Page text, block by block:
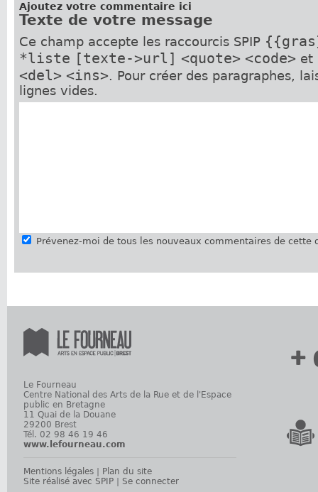
Ajoutez votre commentaire ici
Texte de votre message
Ce champ accepte les raccourcis SPIP
*liste [texte->url] <quote> <code>et
<del> <ins>. Pour créer des paragraphes,
lignes vides.
Prévenez-moi de tous les nouveaux commentaires de cette
Le Fourneau
Centre National des Arts de la Rue et de l'Espace
public en Bretagne
11 Quai de la Douane
29200 Brest
Tél. 02 98 46 19 46
www.lefourneau.com
Mentions légales
Plan du site
Site réalisé avec SPIP
Se connecter
+